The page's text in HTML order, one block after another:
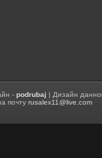
-podrubaj | Дизайн
почтуrusalex11@live.com